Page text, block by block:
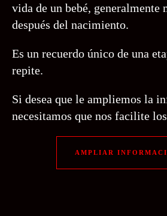
vida de un bebé, generalmente
después del nacimiento.
Es un recuerdo único de una
repite.
Si desea que le ampliemos la
necesitamos que nos facilite
AMPLIAR